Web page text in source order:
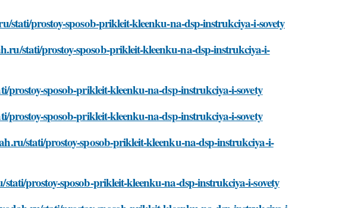
prostoy-sposob-prikleit-kleenku-na-dsp-instrukciya-i-sovety
stati/prostoy-sposob-prikleit-kleenku-na-dsp-instrukciya-i-
sposob-prikleit-kleenku-na-dsp-instrukciya-i-sovety
sposob-prikleit-kleenku-na-dsp-instrukciya-i-sovety
stati/prostoy-sposob-prikleit-kleenku-na-dsp-instrukciya-i-
prostoy-sposob-prikleit-kleenku-na-dsp-instrukciya-i-sovety